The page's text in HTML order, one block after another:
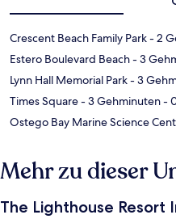
Crescent Beach Family Park- 2
Estero Boulevard Beach- 3
Lynn Hall Memorial Park- 3
Times Square- 3 Gehminuten-
Ostego Bay Marine Science
Mehr zu dieser
The Lighthouse Resort